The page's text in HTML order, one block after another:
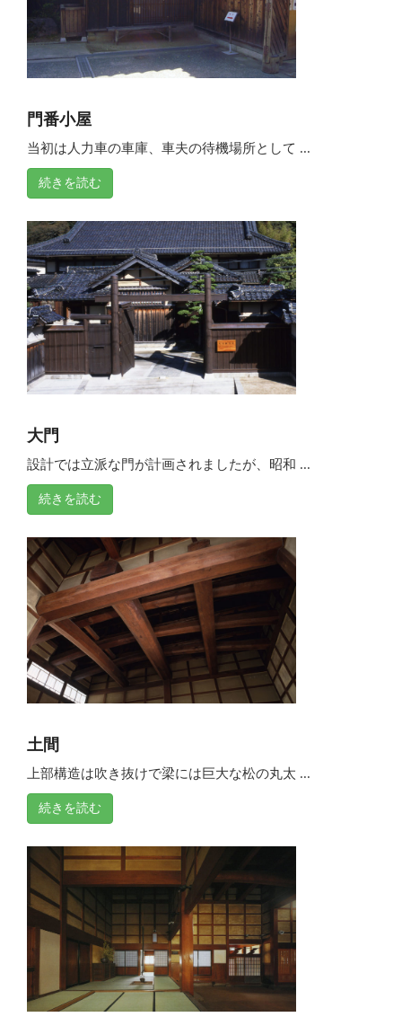
門番小屋
当初は人力車の車庫、車夫の待機場所として ...
続きを読む
大門
設計では立派な門が計画されましたが、昭和 ...
続きを読む
土間
上部構造は吹き抜けで梁には巨大な松の丸太 ...
続きを読む